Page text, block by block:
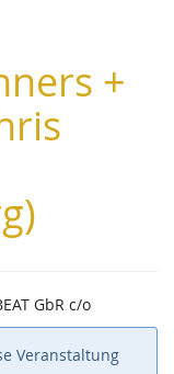
+
GbR c/o
Veranstaltung